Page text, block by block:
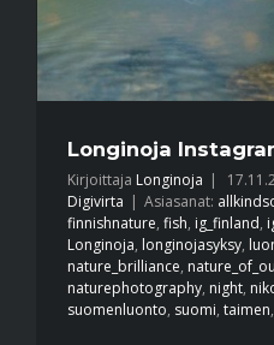
Longinoja
Kirjoittaja Longinoja |
Digivirta | Asiasanat:
finnishnature, fish, ig_finland,
Longinoja, longinojasyksy,
nature_brilliance,
naturephotography, night,
suomenluonto, suomi, taimen,